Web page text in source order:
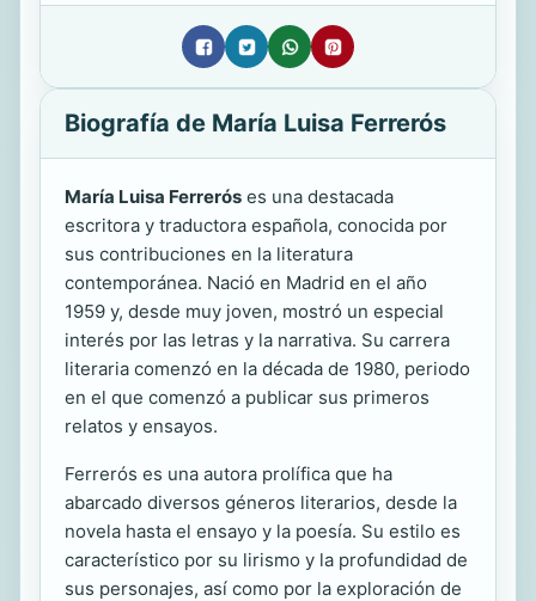
Biografía de María Luisa Ferrerós
María Luisa Ferrerós es una destacada
escritora y traductora española, conocida por
sus contribuciones en la literatura
contemporánea. Nació en Madrid en el año
1959 y, desde muy joven, mostró un especial
interés por las letras y la narrativa. Su carrera
literaria comenzó en la década de 1980, periodo
en el que comenzó a publicar sus primeros
relatos y ensayos.
Ferrerós es una autora prolífica que ha
abarcado diversos géneros literarios, desde la
novela hasta el ensayo y la poesía. Su estilo es
característico por su lirismo y la profundidad de
sus personajes, así como por la exploración de